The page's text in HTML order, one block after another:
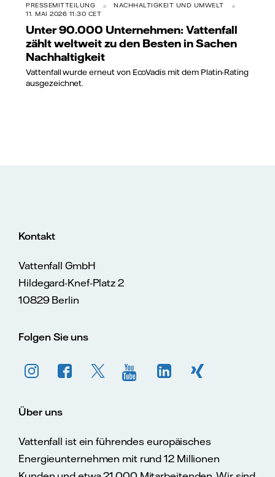
PRESSEMITTEILUNG
NACHHALTIGKEIT UND UMWELT
11. MAI 2026 11:30 CET
Unter 90.000 Unternehmen: Vattenfall
zählt weltweit zu den Besten in Sachen
Nachhaltigkeit
Vattenfall wurde erneut von EcoVadis mit dem Platin-Rating
ausgezeichnet.
Kontakt
Vattenfall GmbH
Hildegard-Knef-Platz 2
10829 Berlin
Folgen Sie uns
Über uns
Vattenfall ist ein führendes europäisches
Energieunternehmen mit rund 12 Millionen